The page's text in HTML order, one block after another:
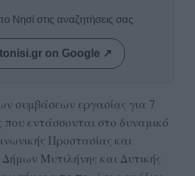
Νησί στις αναζητήσεις σας
on Google ↗
συμβάσεων εργασίας για 7
εντάσσονται στο δυναμικό
Προστασίας και
Μυτιλήνης και Δυτικής